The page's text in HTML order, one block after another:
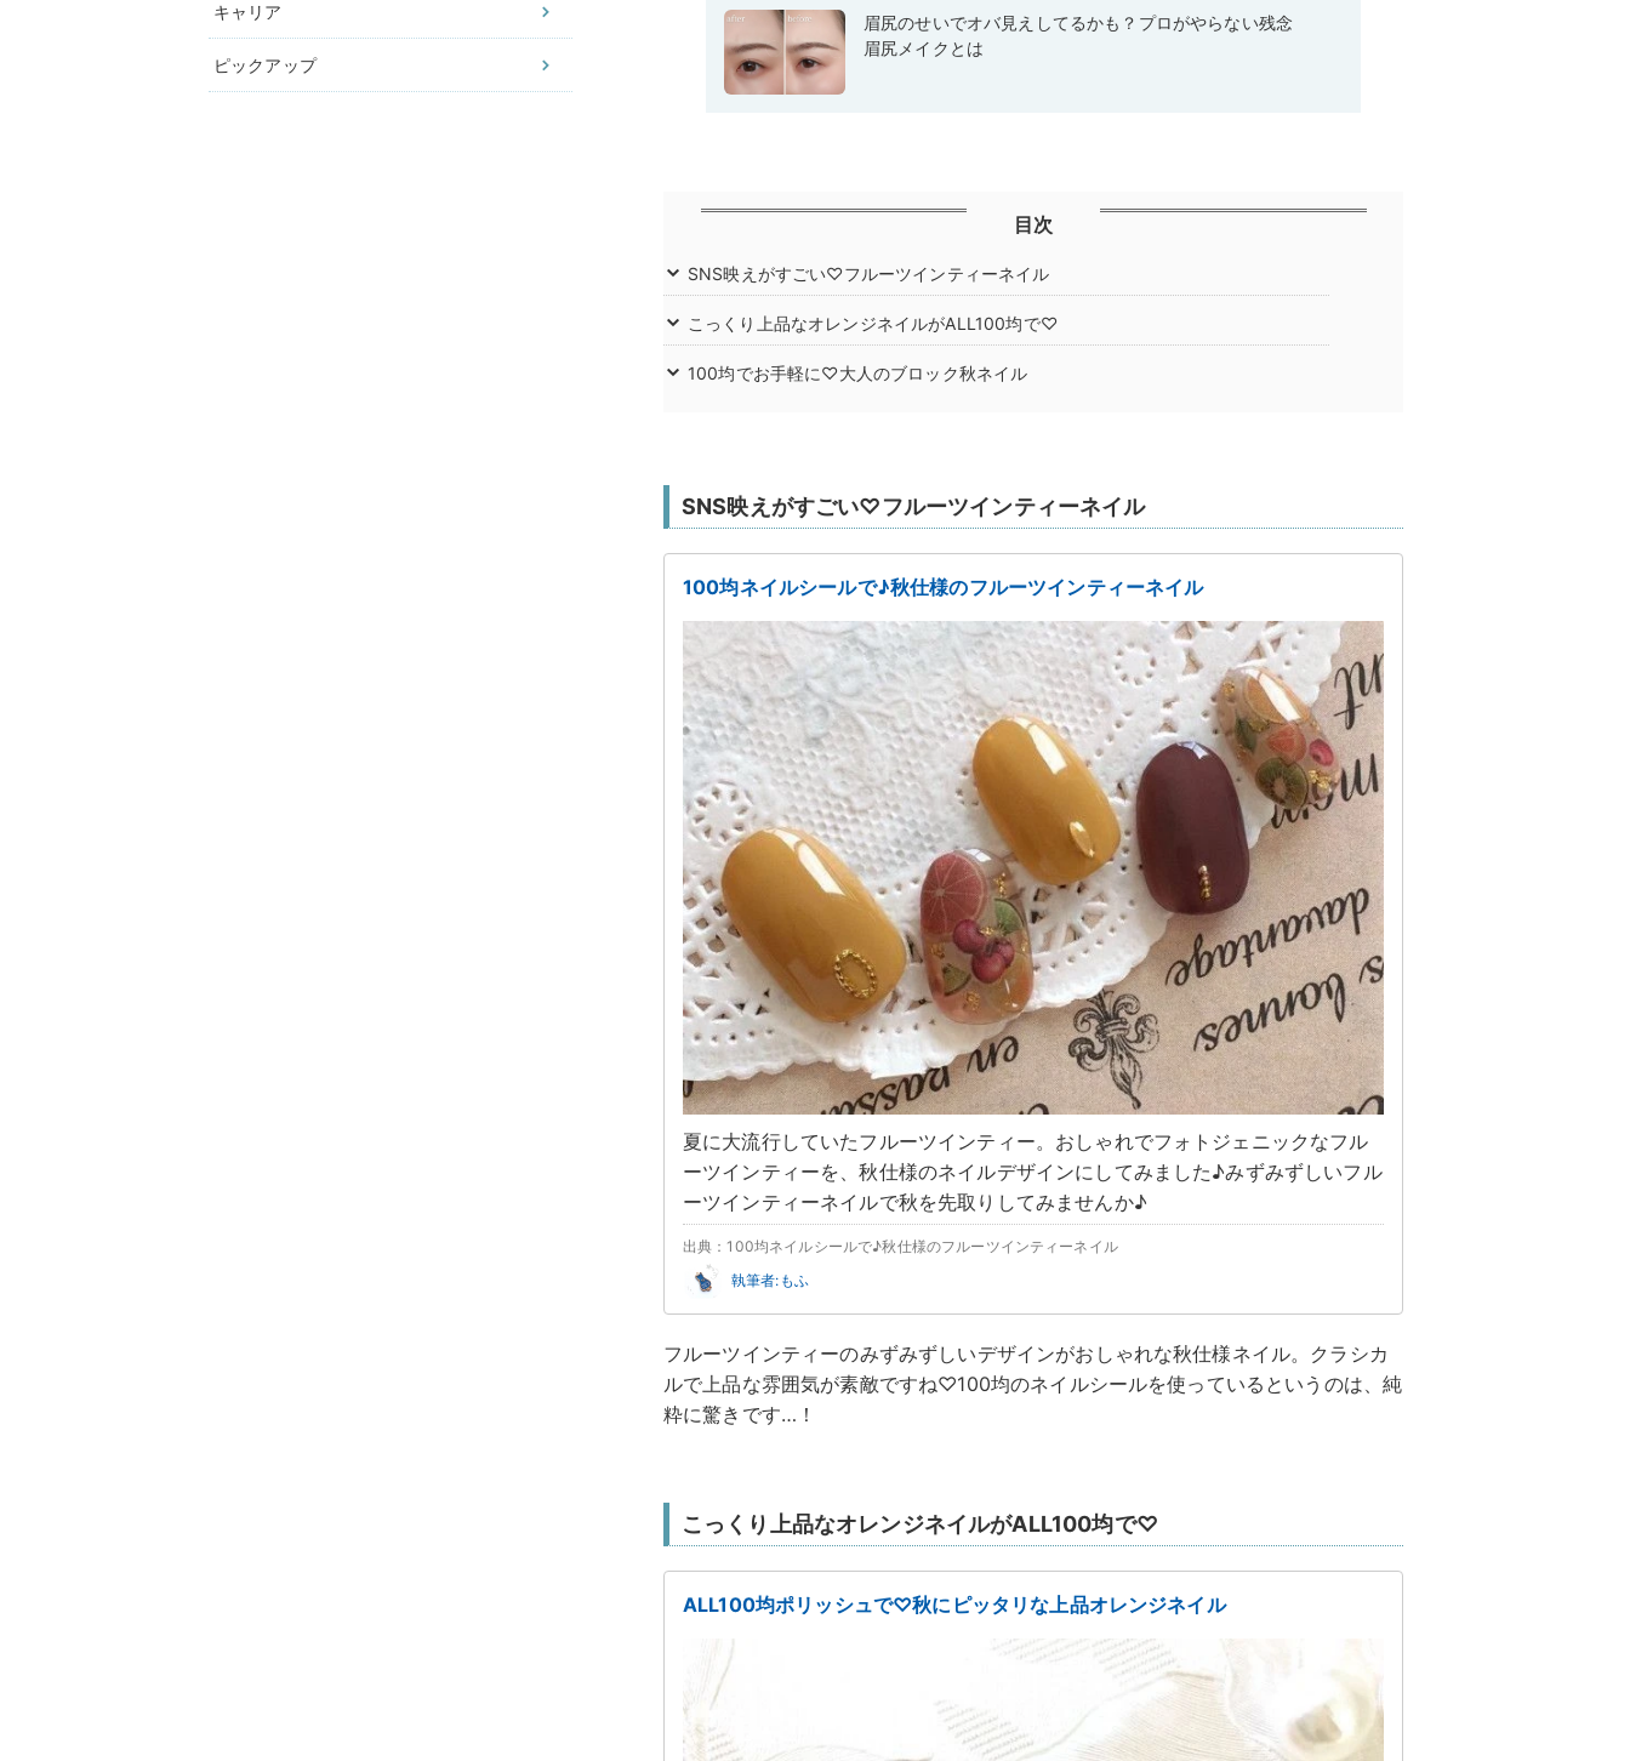
キャリア
ピックアップ
眉尻のせいでオバ見えしてるかも？プロがやらない残念
眉尻メイクとは
目次
SNS映えがすごい♡フルーツインティーネイル
こっくり上品なオレンジネイルがALL100均で♡
100均でお手軽に♡大人のブロック秋ネイル
SNS映えがすごい♡フルーツインティーネイル
100均ネイルシールで♪秋仕様のフルーツインティーネイル
夏に大流行していたフルーツインティー。おしゃれでフォトジェニックなフル
ーツインティーを、秋仕様のネイルデザインにしてみました♪みずみずしいフル
ーツインティーネイルで秋を先取りしてみませんか♪
出典：100均ネイルシールで♪秋仕様のフルーツインティーネイル
執筆者:もふ
フルーツインティーのみずみずしいデザインがおしゃれな秋仕様ネイル。クラシカ
ルで上品な雰囲気が素敵ですね♡100均のネイルシールを使っているというのは、純
粋に驚きです…！
こっくり上品なオレンジネイルがALL100均で♡
ALL100均ポリッシュで♡秋にピッタリな上品オレンジネイル